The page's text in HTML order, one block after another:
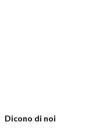
Dicono di noi